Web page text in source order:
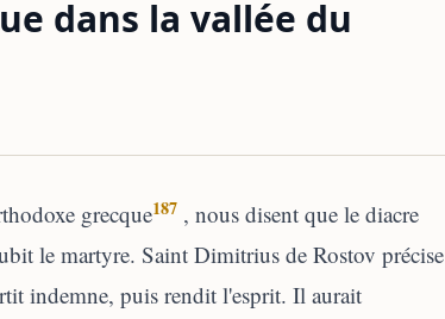
dans la vallée du
grecque187 , nous disent que le diacre
le martyre. Saint Dimitrius de Rostov précise
indemne, puis rendit l'esprit. Il aurait